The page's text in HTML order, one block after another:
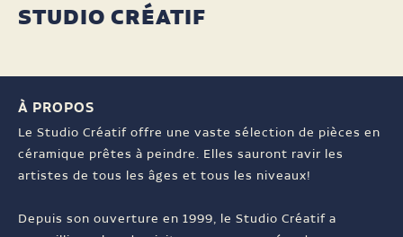
STUDIO CRÉATIF
À PROPOS
Le Studio Créatif offre une vaste sélection de pièces en
céramique prêtes à peindre. Elles sauront ravir les
artistes de tous les âges et tous les niveaux!
Depuis son ouverture en 1999, le Studio Créatif a